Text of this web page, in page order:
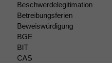
Beschwerdelegitimation
Betreibungsferien
Beweiswürdigung
BGE
BIT
CAS